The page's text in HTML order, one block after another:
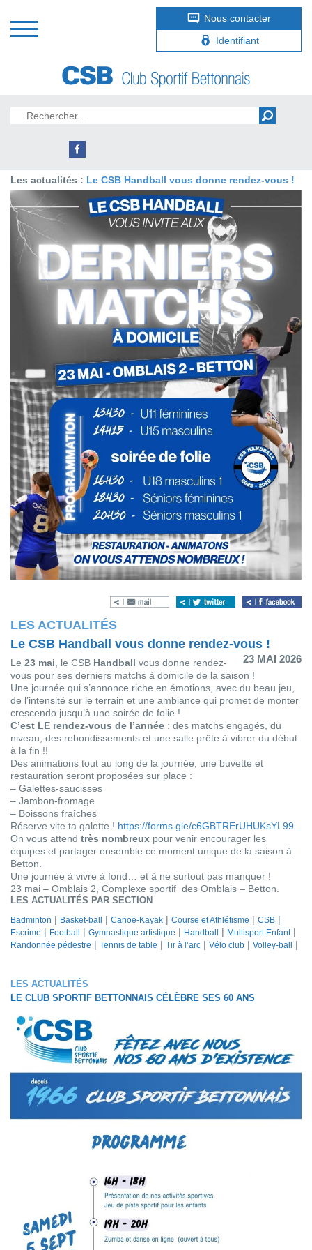
Nous contacter
Identifiant
Les actualités : Le CSB Handball vous donne rendez-vous !
LES ACTUALITÉS
Le CSB Handball vous donne rendez-vous !
23 MAI 2026
Le 23 mai , le CSB Handball vous donne rendez-
vous pour ses derniers matchs à domicile de la saison !
Une journée qui s’annonce riche en émotions, avec du beau jeu,
de l’intensité sur le terrain et une ambiance qui promet de monter
crescendo jusqu’à une soirée de folie !
C’est LE rendez-vous de l’année : des matchs engagés, du
niveau, des rebondissements et une salle prête à vibrer du début
à la fin !!
Des animations tout au long de la journée, une buvette et
restauration seront proposées sur place :
– Galettes-saucisses
– Jambon-fromage
– Boissons fraîches
Réserve vite ta galette ! https://forms.gle/c6GBTRErUHUKsYL99
On vous attend très nombreux pour venir encourager les
équipes et partager ensemble ce moment unique de la saison à
Betton.
Une journée à vivre à fond… et à ne surtout pas manquer !
23 mai – Omblais 2, Complexe sportif des Omblais – Betton.
LES ACTUALITÉS PAR SECTION
Badminton Basket-ball Canoë-Kayak Course et Athlétisme
CSB
Escrime
Football Gymnastique artistique Handball
Multisport Enfant
Randonnée pédestre
Tennis de table Tir à l’arc Vélo club Volley-ball
LES ACTUALITÉS
LE CLUB SPORTIF BETTONNAIS CÉLÈBRE SES 60 ANS